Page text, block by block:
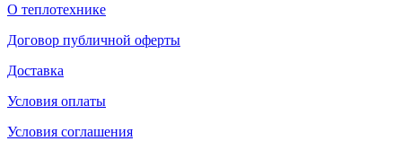
О теплотехнике
Договор публичной оферты
Доставка
Условия оплаты
Условия соглашения